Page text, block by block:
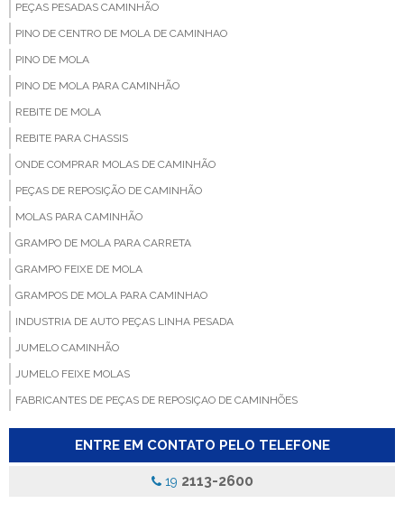
PEÇAS PESADAS CAMINHÃO
PINO DE CENTRO DE MOLA DE CAMINHAO
PINO DE MOLA
PINO DE MOLA PARA CAMINHÃO
REBITE DE MOLA
REBITE PARA CHASSIS
ONDE COMPRAR MOLAS DE CAMINHÃO
PEÇAS DE REPOSIÇÃO DE CAMINHÃO
MOLAS PARA CAMINHÃO
GRAMPO DE MOLA PARA CARRETA
GRAMPO FEIXE DE MOLA
GRAMPOS DE MOLA PARA CAMINHAO
INDUSTRIA DE AUTO PEÇAS LINHA PESADA
JUMELO CAMINHÃO
JUMELO FEIXE MOLAS
FABRICANTES DE PEÇAS DE REPOSIÇAO DE CAMINHÕES
FABRICANTE DE BUCHA PARA MOLA
FABRICA DE BUCHA PARA CAMINHAO
FABRICA DE BUCHA PARA MOLA
ENTRE EM CONTATO PELO TELEFONE
19 2113-2600